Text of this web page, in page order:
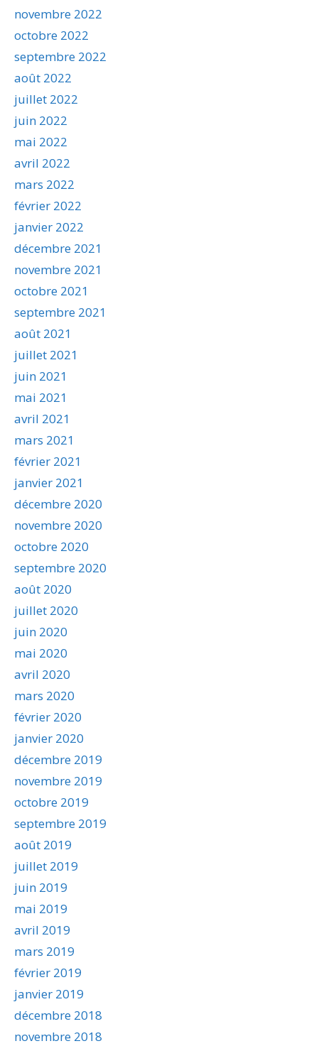
novembre 2022
octobre 2022
septembre 2022
août 2022
juillet 2022
juin 2022
mai 2022
avril 2022
mars 2022
février 2022
janvier 2022
décembre 2021
novembre 2021
octobre 2021
septembre 2021
août 2021
juillet 2021
juin 2021
mai 2021
avril 2021
mars 2021
février 2021
janvier 2021
décembre 2020
novembre 2020
octobre 2020
septembre 2020
août 2020
juillet 2020
juin 2020
mai 2020
avril 2020
mars 2020
février 2020
janvier 2020
décembre 2019
novembre 2019
octobre 2019
septembre 2019
août 2019
juillet 2019
juin 2019
mai 2019
avril 2019
mars 2019
février 2019
janvier 2019
décembre 2018
novembre 2018